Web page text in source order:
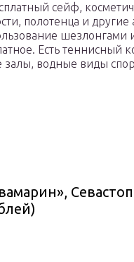
сейф,
полотенца и другие
шезлонгами
Есть теннисный
водные виды